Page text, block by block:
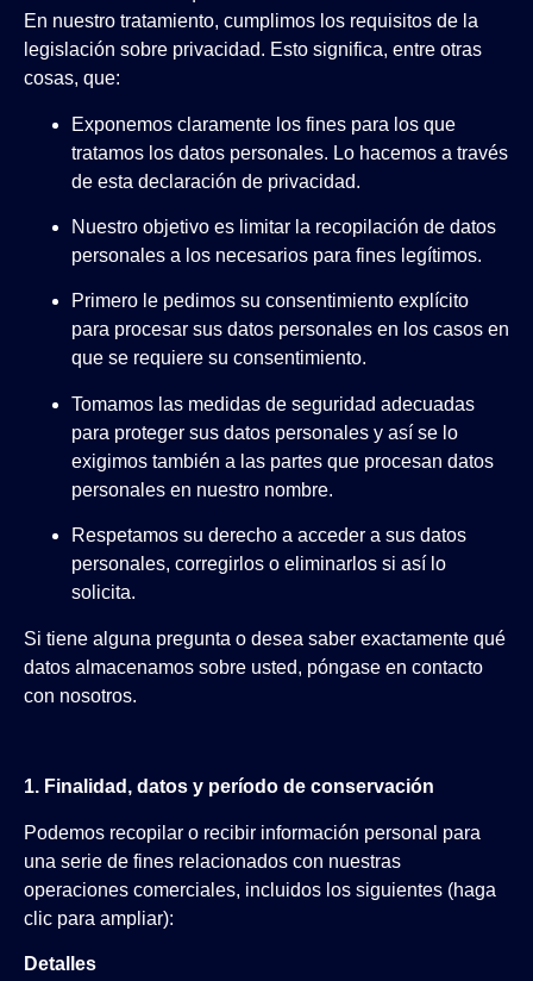
En nuestro tratamiento, cumplimos los requisitos de la
legislación sobre privacidad. Esto significa, entre otras
cosas, que:
Exponemos claramente los fines para los que
tratamos los datos personales. Lo hacemos a través
de esta declaración de privacidad.
Nuestro objetivo es limitar la recopilación de datos
personales a los necesarios para fines legítimos.
Primero le pedimos su consentimiento explícito
para procesar sus datos personales en los casos en
que se requiere su consentimiento.
Tomamos las medidas de seguridad adecuadas
para proteger sus datos personales y así se lo
exigimos también a las partes que procesan datos
personales en nuestro nombre.
Respetamos su derecho a acceder a sus datos
personales, corregirlos o eliminarlos si así lo
solicita.
Si tiene alguna pregunta o desea saber exactamente qué
datos almacenamos sobre usted, póngase en contacto
con nosotros.
1. Finalidad, datos y período de conservación
Podemos recopilar o recibir información personal para
una serie de fines relacionados con nuestras
operaciones comerciales, incluidos los siguientes (haga
clic para ampliar):
Detalles